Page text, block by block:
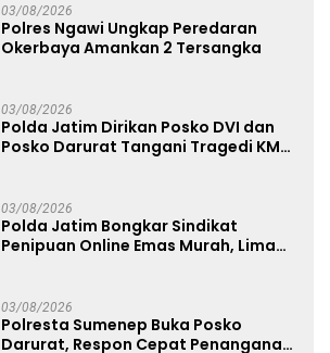
03/08/2026
Polres Ngawi Ungkap Peredaran
Okerbaya Amankan 2 Tersangka
03/08/2026
Polda Jatim Dirikan Posko DVI dan
Posko Darurat Tangani Tragedi KMP
03/08/2026
Polda Jatim Bongkar Sindikat
Penipuan Online Emas Murah, Lima
03/08/2026
Polresta Sumenep Buka Posko
Darurat, Respon Cepat Penanganan